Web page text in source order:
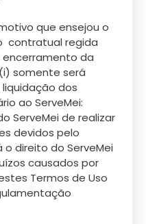
que ensejou o
contratual regida
encerramento da
somente será
dos
ao ServeMei:
ServeMei de realizar
devidos pelo
direito do ServeMei
causados por
Termos de Uso